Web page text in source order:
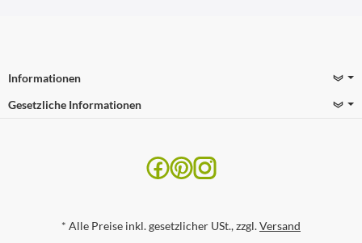
Informationen
Gesetzliche Informationen
* Alle Preise inkl. gesetzlicher USt., zzgl.Versand